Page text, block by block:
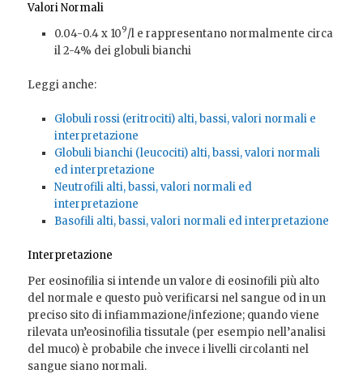
Valori Normali
0.04-0.4 x 109/l e rappresentano normalmente circa
il 2-4% dei globuli bianchi
Leggi anche:
Globuli rossi (eritrociti) alti, bassi, valori normali e
interpretazione
Globuli bianchi (leucociti) alti, bassi, valori normali
ed interpretazione
Neutrofili alti, bassi, valori normali ed
interpretazione
Basofili alti, bassi, valori normali ed interpretazione
Interpretazione
Per eosinofilia si intende un valore di eosinofili più alto
del normale e questo può verificarsi nel sangue od in un
preciso sito di infiammazione/infezione; quando viene
rilevata un’eosinofilia tissutale (per esempio nell’analisi
del muco) è probabile che invece i livelli circolanti nel
sangue siano normali.